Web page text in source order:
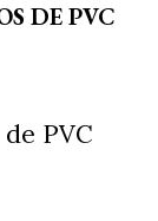
DE PVC
PVC